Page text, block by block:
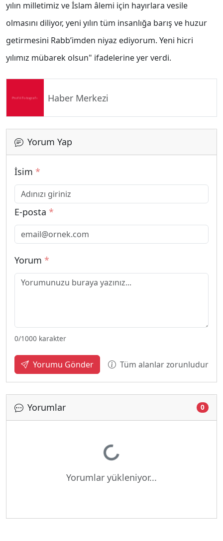
yılın milletimiz ve İslam âlemi için hayırlara vesile
olmasını diliyor, yeni yılın tüm insanlığa barış ve huzur
getirmesini Rabb’imden niyaz ediyorum. Yeni hicri
yılımız mübarek olsun" ifadelerine yer verdi.
Haber Merkezi
Yorum Yap
İsim *
E-posta *
Yorum *
0/1000 karakter
Yorumu Gönder Tüm alanlar zorunludur
Yorumlar 0
Yükleniyor...
Yorumlar yükleniyor...